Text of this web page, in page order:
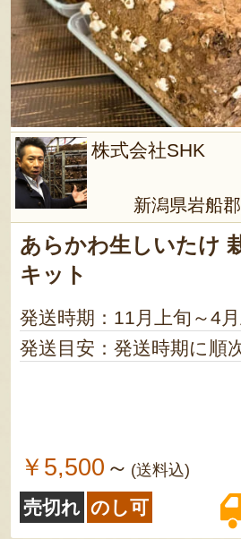
株式会社SHK
新潟県岩船
あらかわ生しいたけ
キット
発送時期：11月上旬～4
発送目安：発送時期に順
￥5,500 ～ (送料込)
売切れ のし可